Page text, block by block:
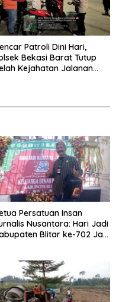
Patroli Dini Hari,
Bekasi Barat Tutup
Kejahatan Jalanan
Persatuan Insan
Nusantara: Hari Jadi
Blitar ke-702 Jadi